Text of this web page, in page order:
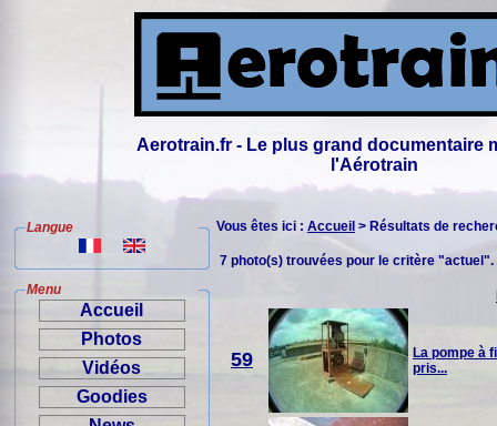
Aerotrain.fr - Le plus grand documentaire
l'Aérotrain
Langue
Menu
Accueil
Photos
Vidéos
Goodies
Vous êtes ici : Accueil > Résultats de
7 photo(s) trouvées pour le critère
59
La pompe à
pris...